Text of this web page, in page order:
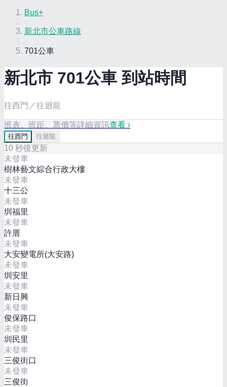
Bus+
新北市公車路線
701公車
新北市 701公車 到站時間
往西門／往迴龍
班表、班距、票價等詳細資訊查看 ›
往西門 往迴龍
10 秒後更新
未發車
樹林藝文綜合行政大樓
未發車
十三公
未發車
圳福里
未發車
許厝
未發車
大安變電所(大安路)
未發車
圳安里
未發車
新日興
未發車
俊保路口
未發車
圳民里
未發車
三俊街口
未發車
三俊街